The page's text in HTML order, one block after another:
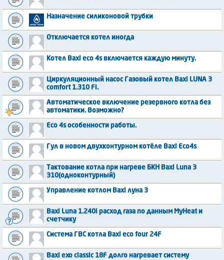
Назначение силиконовой трубки
Отключается котел иногда
Котел Baxi eco 4s включается каждую минуту.
Циркуляционный насос Газовый котел Baxi LUNA 3
comfort 1.310 Fi.
Автоматическое включение резервного котла без
автоматики. Возможно?
Eco 4s особенности работы.
Гул в новом двухконтурном котёле Baxi Eco4s
Тактование котла при нагреве БКН Baxi Luna 3
310(одноконтурный)
Управление котлом Baxi луна 3
Baxi Luna 1.240i расход газа по данным MyHeat и
счетчику
Система ГВС котла Baxi eco four 24F
Baxi exo classic 18F долго нагревает систему